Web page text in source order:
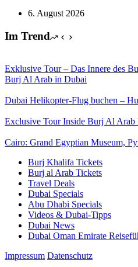
6. August 2026
Im Trend
Exklusive Tour – Das Innere des
Burj Al Arab in Dubai
Dubai Helikopter-Flug buchen –
Exclusive Tour Inside Burj Al Arab
Cairo: Grand Egyptian Museum,
Burj Khalifa Tickets
Burj al Arab Tickets
Travel Deals
Dubai Specials
Abu Dhabi Specials
Videos & Dubai-Tipps
Dubai News
Dubai Oman Emirate
Impressum Datenschutz